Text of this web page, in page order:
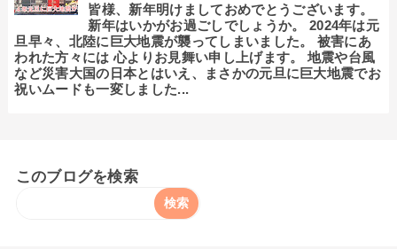
皆様、新年明けましておめでとうございます。
新年はいかがお過ごしでしょうか。 2024年は元
旦早々、北陸に巨大地震が襲ってしまいました。 被害にあ
われた方々には 心よりお見舞い申し上げます。 地震や台風
など災害大国の日本とはいえ、まさかの元旦に巨大地震でお
祝いムードも一変しました...
このブログを検索